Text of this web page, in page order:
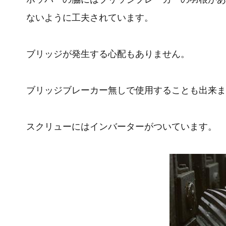
ないように工夫されています。
ブリッジが発生する心配もありません。
ブリッジブレーカー無しで使用することも出来
スクリューにはインバーターがついています。